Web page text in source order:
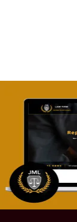
للمحاماة